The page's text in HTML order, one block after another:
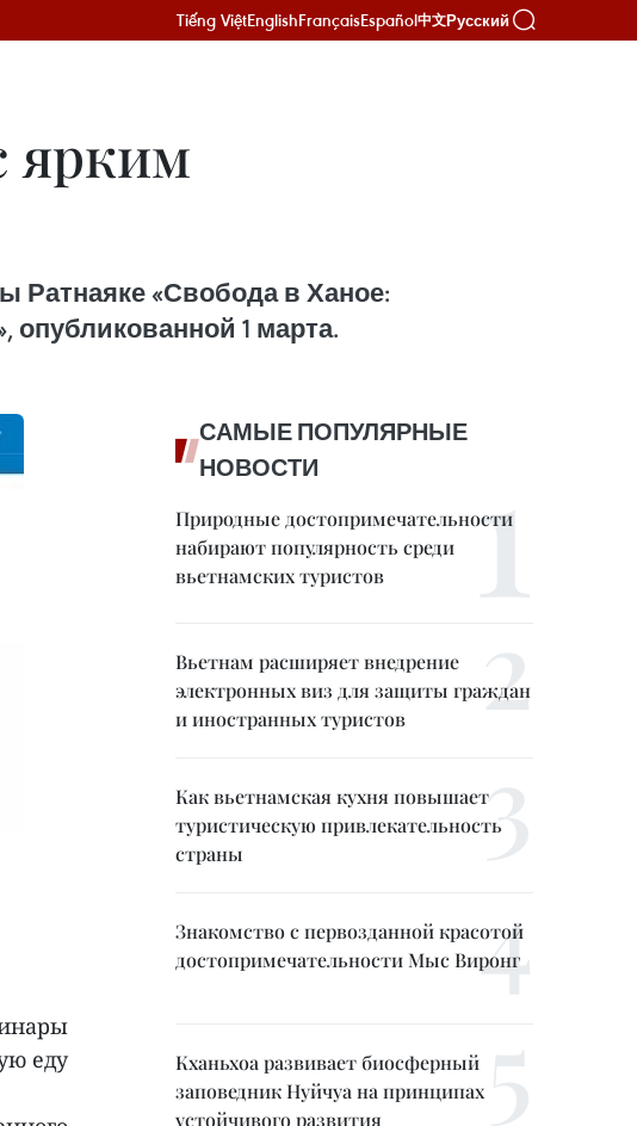
Tiếng ViệtEnglishFrançaisEspañol中文Русский
ярким
Ратнаяке «Свобода в Ханое:
опубликованной 1 марта.
еду
САМЫЕ ПОПУЛЯРНЫЕ
НОВОСТИ
Природные достопримечательности
набирают популярность среди
вьетнамских туристов
Вьетнам расширяет внедрение
электронных виз для защиты граждан
и иностранных туристов
Как вьетнамская кухня повышает
туристическую привлекательность
страны
Знакомство с первозданной красотой
достопримечательности Мыс Виронг
Кханьхоа развивает биосферный
заповедник Нуйчуа на принципах
устойчивого развития